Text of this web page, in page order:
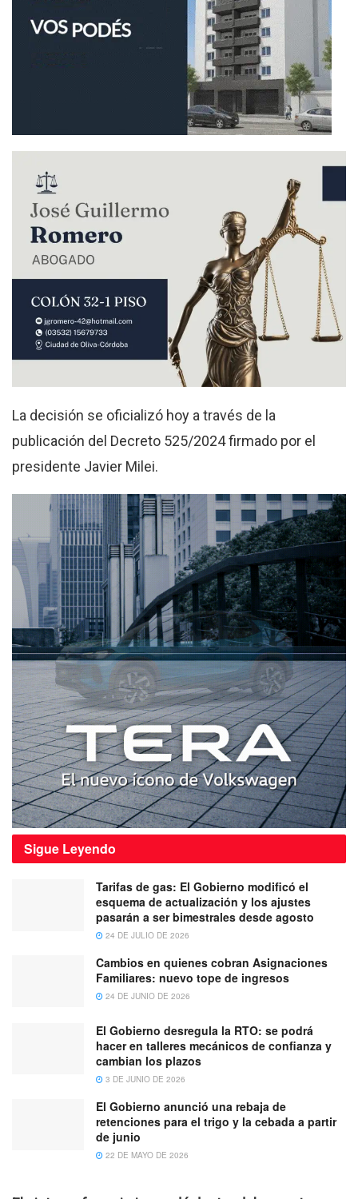
La decisión se oficializó hoy a través de la
publicación del Decreto 525/2024 firmado por el
presidente Javier Milei.
Sigue Leyendo
Tarifas de gas: El Gobierno modificó el
esquema de actualización y los ajustes
pasarán a ser bimestrales desde agosto
24 DE JULIO DE 2026
Cambios en quienes cobran Asignaciones
Familiares: nuevo tope de ingresos
24 DE JUNIO DE 2026
El Gobierno desregula la RTO: se podrá
hacer en talleres mecánicos de confianza y
cambian los plazos
3 DE JUNIO DE 2026
El Gobierno anunció una rebaja de
retenciones para el trigo y la cebada a partir
de junio
22 DE MAYO DE 2026